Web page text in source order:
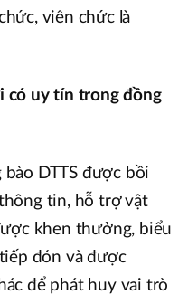
viên chức là
có uy tín trong đồng
DTTS được bồi
tin, hỗ trợ vật
khen thưởng, biểu
đón và được
để phát huy vai trò